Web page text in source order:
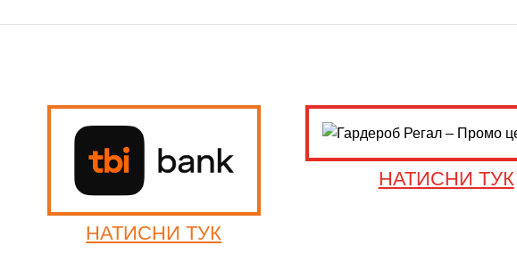
НАТИСНИ ТУК
НАТИСНИ ТУК